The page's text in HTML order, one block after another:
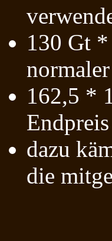
130 Gt
162,5 *
Endpreis
dazu
die